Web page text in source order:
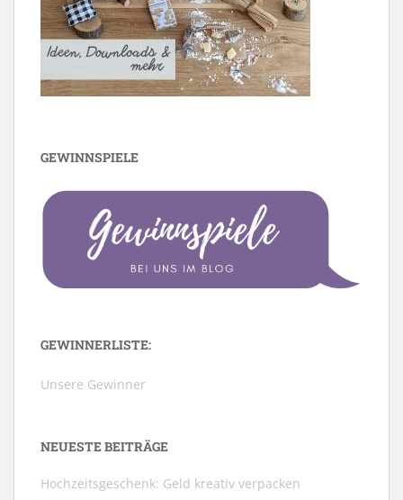
GEWINNSPIELE
GEWINNERLISTE:
Unsere Gewinner
NEUESTE BEITRÄGE
Hochzeitsgeschenk: Geld kreativ verpacken